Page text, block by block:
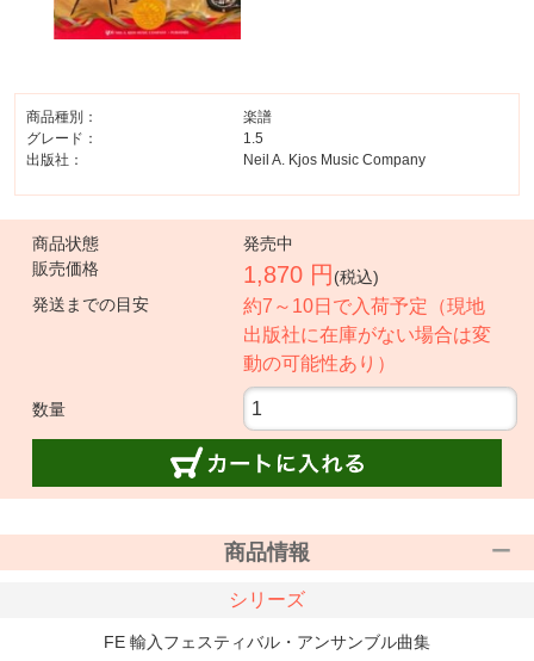
商品種別：
楽譜
グレード：
1.5
出版社：
Neil A. Kjos Music Company
商品状態
発売中
販売価格
1,870 円 (税込)
発送までの目安
約7～10日で入荷予定（現地
出版社に在庫がない場合は変
動の可能性あり）
数量
商品情報
シリーズ
FE 輸入フェスティバル・アンサンブル曲集